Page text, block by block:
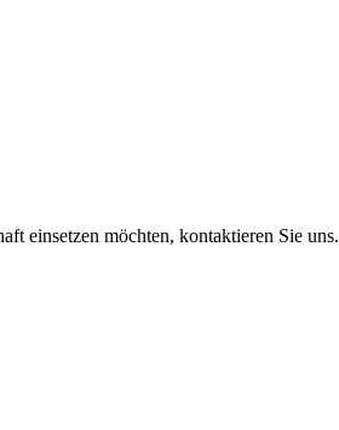
einsetzen möchten, kontak­tieren Sie uns.